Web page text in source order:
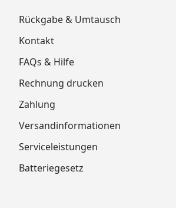
Rückgabe & Umtausch
Kontakt
FAQs & Hilfe
Rechnung drucken
Zahlung
Versandinformationen
Serviceleistungen
Batteriegesetz